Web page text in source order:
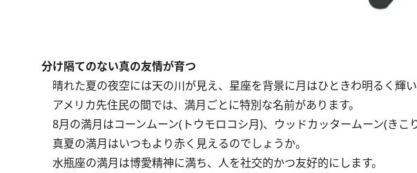
分け隔てのない真の友情が育つ
晴れた夏の夜空には天の川が見え、星座を背景に月はひときわ明るく輝い
アメリカ先住民の間では、満月ごとに特別な名前があります。
8月の満月はコーンムーン(トウモロコシ月)、ウッドカッタームーン(きこ
真夏の満月はいつもより赤く見えるのでしょうか。
水瓶座の満月は博愛精神に満ち、人を社交的かつ友好的にします。